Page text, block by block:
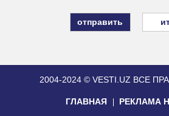
2004-2024 © VESTI.UZ ВСЕ
ГЛАВНАЯ РЕКЛАМА